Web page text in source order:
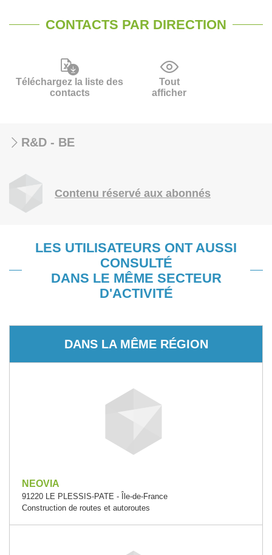
CONTACTS PAR DIRECTION
Téléchargez la liste des
contacts
Tout
afficher
R&D - BE
Contenu réservé aux abonnés
LES UTILISATEURS ONT AUSSI
CONSULTÉ
DANS LE MÊME SECTEUR
D'ACTIVITÉ
DANS LA MÊME RÉGION
NEOVIA
91220 LE PLESSIS-PATE - Île-de-France
Construction de routes et autoroutes